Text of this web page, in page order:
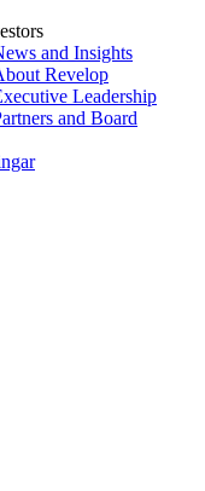
and Insights
Revelop
Leadership
and Board